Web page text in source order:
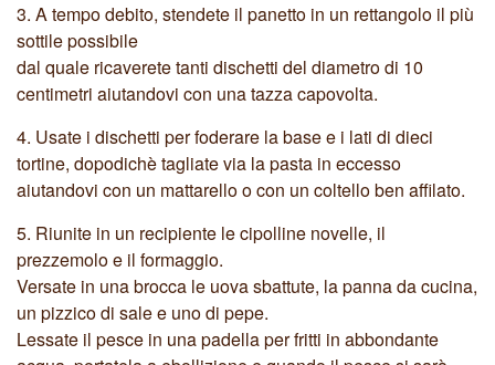
3. A tempo debito, stendete il panetto in un rettangolo il più
sottile possibile
dal quale ricaverete tanti dischetti del diametro di 10
centimetri aiutandovi con una tazza capovolta.
4. Usate i dischetti per foderare la base e i lati di dieci
tortine, dopodichè tagliate via la pasta in eccesso
aiutandovi con un mattarello o con un coltello ben affilato.
5. Riunite in un recipiente le cipolline novelle, il
prezzemolo e il formaggio.
Versate in una brocca le uova sbattute, la panna da cucina,
un pizzico di sale e uno di pepe.
Lessate il pesce in una padella per fritti in abbondante